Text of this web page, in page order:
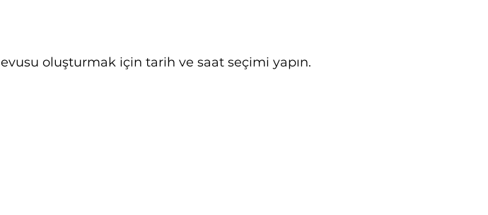
oluşturmak için tarih ve saat seçimi yapın.